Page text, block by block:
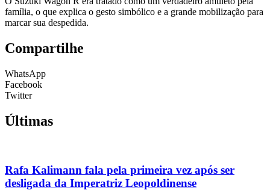
família, o que explica o gesto simbólico e a grande mobilização para
marcar sua despedida.
Compartilhe
WhatsApp
Facebook
Twitter
Últimas
Rafa Kalimann fala pela primeira vez após ser
desligada da Imperatriz Leopoldinense